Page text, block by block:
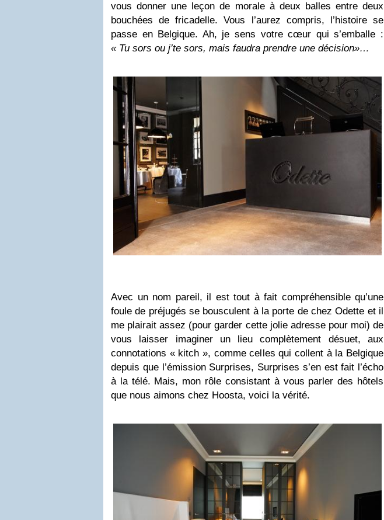
vous donner une leçon de morale à deux balles entre deux
bouchées de fricadelle. Vous l’aurez compris, l’histoire se
passe en Belgique. Ah, je sens votre cœur qui s’emballe :
« Tu sors ou j’te sors, mais faudra prendre une décision»…
Avec un nom pareil, il est tout à fait compréhensible qu’une
foule de préjugés se bousculent à la porte de chez Odette et il
me plairait assez (pour garder cette jolie adresse pour moi) de
vous laisser imaginer un lieu complètement désuet, aux
connotations « kitch », comme celles qui collent à la Belgique
depuis que l’émission Surprises, Surprises s’en est fait l’écho
à la télé. Mais, mon rôle consistant à vous parler des hôtels
que nous aimons chez Hoosta, voici la vérité.